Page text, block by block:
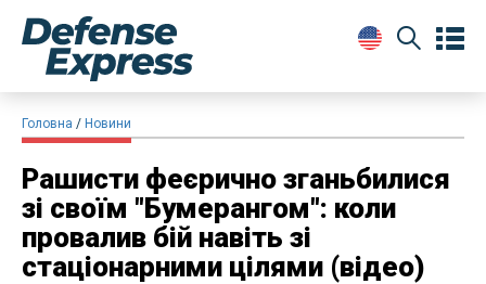
Головна Новини
Рашисти феєрично зганьбилися
зі своїм "Бумерангом": коли
провалив бій навіть зі
стаціонарними цілями (відео)